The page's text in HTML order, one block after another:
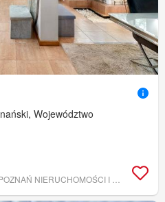
Województwo